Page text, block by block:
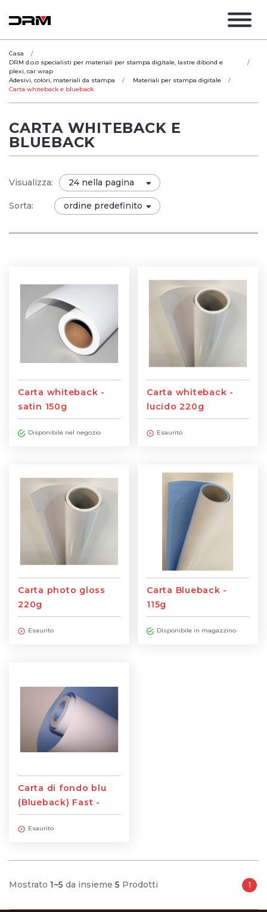
Casa
DRM d.o.o specialisti per materiali per stampa digitale, lastre dibond e
plexi, car wrap
Adesivi, colori, materiali da stampa
Materiali per stampa digitale
Carta whiteback e blueback
CARTA WHITEBACK E
BLUEBACK
Visualizza:
Sorta:
Carta whiteback -
satin 150g
Disponibile nel negozio
Carta whiteback -
lucido 220g
Esaurito
Carta photo gloss
220g
Esaurito
Carta Blueback -
115g
Disponibile in magazzino
Carta di fondo blu
(Blueback) Fast -
115g, larghezza 1,06m
Esaurito
Mostrato 1~5 da insieme 5 Prodotti 1